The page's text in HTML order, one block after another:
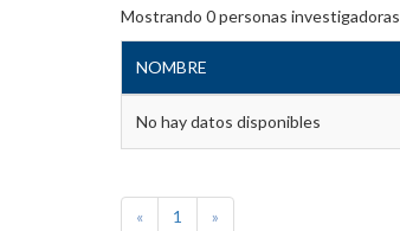
Mostrando 0personas investigadoras
NOMBRE
No hay datos disponibles
« 1 »